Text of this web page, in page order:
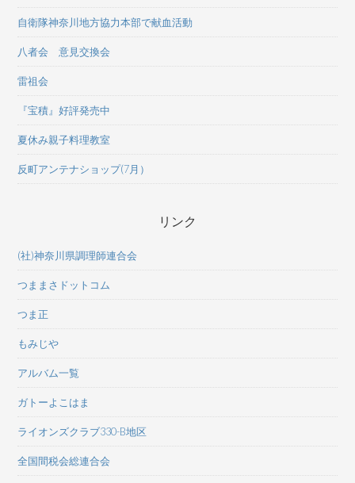
自衛隊神奈川地方協力本部で献血活動
八者会 意見交換会
雷祖会
『宝積』好評発売中
夏休み親子料理教室
反町アンテナショップ(7月）
リンク
(社)神奈川県調理師連合会
つままさドットコム
つま正
もみじや
アルバム一覧
ガトーよこはま
ライオンズクラブ330-B地区
全国間税会総連合会